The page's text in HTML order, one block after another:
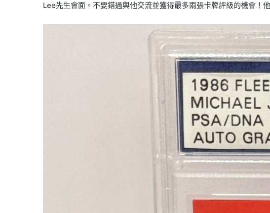
Lee先生會面。不要錯過與他交流並獲得最多兩張卡牌評級的機會！